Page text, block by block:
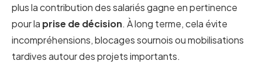
plus la contribution des salariés gagne en pertinence
pour la prise de décision. À long terme, cela évite
incompréhensions, blocages sournois ou mobilisations
tardives autour des projets importants.